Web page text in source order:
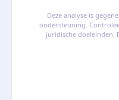
Deze analyse is
ondersteuning.
juridische doeleinden.